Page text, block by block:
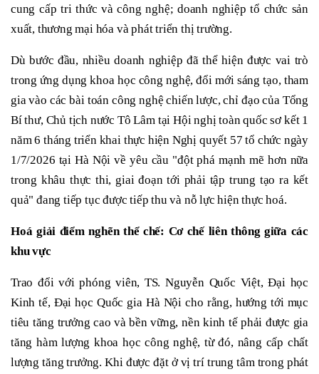
cung cấp tri thức và công nghệ; doanh nghiệp tổ chức sản
xuất, thương mại hóa và phát triển thị trường.
Dù bước đầu, nhiều doanh nghiệp đã thể hiện được vai trò
trong ứng dụng khoa học công nghệ, đổi mới sáng tạo, tham
gia vào các bài toán công nghệ chiến lược, chỉ đạo của Tổng
Bí thư, Chủ tịch nước Tô Lâm tại Hội nghị toàn quốc sơ kết 1
năm 6 tháng triển khai thực hiện Nghị quyết 57 tổ chức ngày
1/7/2026 tại Hà Nội về yêu cầu "đột phá mạnh mẽ hơn nữa
trong khâu thực thi, giai đoạn tới phải tập trung tạo ra kết
quả" đang tiếp tục được tiếp thu và nỗ lực hiện thực hoá.
Hoá giải điểm nghẽn thể chế: Cơ chế liên thông giữa các
khu vực
Trao đổi với phóng viên, TS. Nguyễn Quốc Việt, Đại học
Kinh tế, Đại học Quốc gia Hà Nội cho rằng, hướng tới mục
tiêu tăng trưởng cao và bền vững, nền kinh tế phải được gia
tăng hàm lượng khoa học công nghệ, từ đó, nâng cấp chất
lượng tăng trưởng. Khi được đặt ở vị trí trung tâm trong phát